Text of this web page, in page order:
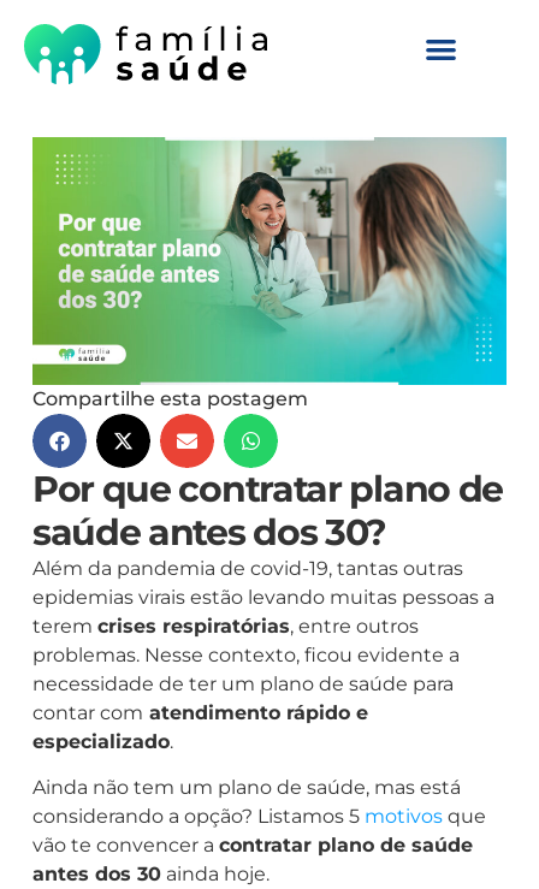
Compartilhe esta postagem
Por que contratar plano de
saúde antes dos 30?
Além da pandemia de covid-19, tantas outras
epidemias virais estão levando muitas pessoas a
terem crises respiratórias, entre outros
problemas. Nesse contexto, ficou evidente a
necessidade de ter um plano de saúde para
contar com atendimento rápido e
especializado.
Ainda não tem um plano de saúde, mas está
considerando a opção? Listamos 5 motivosque
vão te convencer a contratar plano de saúde
antes dos 30ainda hoje.